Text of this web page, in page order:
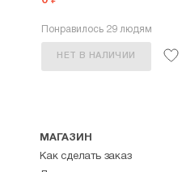
Понравилось 29 людям
НЕТ В НАЛИЧИИ
МАГАЗИН
Как сделать заказ